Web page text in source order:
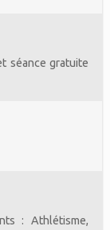
séance gratuite
: Athlétisme,